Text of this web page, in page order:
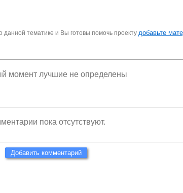
тематике и Вы готовы помочь проекту добавьте
момент лучшие не определены
пока отсутствуют.
Добавить комментарий